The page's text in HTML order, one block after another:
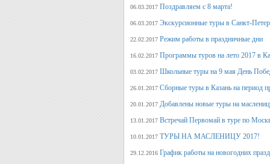
06.03.2017 Поздравляем с 8 марта!
06.03.2017 Экскурсионные туры в Санкт-
22.02.2017 Режим работы в праздничные дни
16.02.2017 Программы туров на лето 2017 в
03.02.2017 Школьные туры на 9 мая День
26.01.2017 Сборные туры в Казань на период
20.01.2017 Добавлены новые туры на
13.01.2017 Встречай Первомай в туре по
10.01.2017 ТУРЫ НА МАСЛЕНИЦУ 2017!
29.12.2016 График работы на новогодних